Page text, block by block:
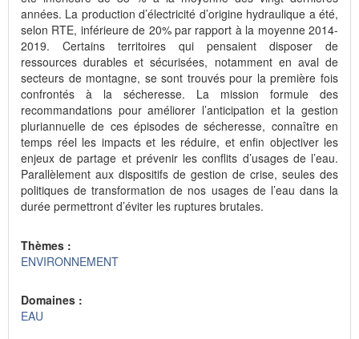
années. La production d’électricité d’origine hydraulique a été,
selon RTE, inférieure de 20% par rapport à la moyenne 2014-
2019. Certains territoires qui pensaient disposer de
ressources durables et sécurisées, notamment en aval de
secteurs de montagne, se sont trouvés pour la première fois
confrontés à la sécheresse. La mission formule des
recommandations pour améliorer l’anticipation et la gestion
pluriannuelle de ces épisodes de sécheresse, connaître en
temps réel les impacts et les réduire, et enfin objectiver les
enjeux de partage et prévenir les conflits d’usages de l’eau.
Parallèlement aux dispositifs de gestion de crise, seules des
politiques de transformation de nos usages de l’eau dans la
durée permettront d’éviter les ruptures brutales.
Thèmes :
ENVIRONNEMENT
Domaines :
EAU